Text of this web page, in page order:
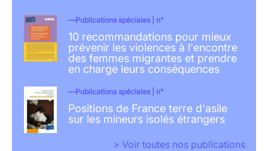
Publications spéciales | n°
10 recommandations pour mieux
prévenir les violences à l'encontre
des femmes migrantes et prendre
en charge leurs conséquences
Publications spéciales | n°
Positions de France terre d'asile
sur les mineurs isolés étrangers
> Voir toutes nos publications